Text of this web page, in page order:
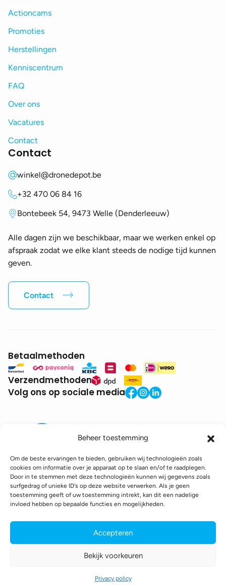
Beheer toestemming
Om de beste ervaringen te bieden, gebruiken wij technologieën zoals
cookies om informatie over je apparaat op te slaan en/of te raadplegen.
Door in te stemmen met deze technologieën kunnen wij gegevens zoals
surfgedrag of unieke ID's op deze website verwerken. Als je geen
toestemming geeft of uw toestemming intrekt, kan dit een nadelige
invloed hebben op bepaalde functies en mogelijkheden.
Accepteren
Bekijk voorkeuren
Privacy policy
Actioncams
Promoties
Herstellingen
Kenniscentrum
FAQ
Over ons
Vacatures
Contact
Contact
winkel@dronedepot.be
+32 470 06 84 16
Bontebeek 54, 9473 Welle (Denderleeuw)
Alle dagen zijn we beschikbaar, maar we werken enkel op
afspraak zodat we elke klant steeds de nodige tijd kunnen
geven.
Contact
Betaalmethoden
Verzendmethoden
Volg ons op sociale media
BTW: BE0771.941.935
© 2025 DroneDepot. Alle rechten voorbehouden.
Toegankelijkheidsverklaring
webshop gemaakt doorconversal